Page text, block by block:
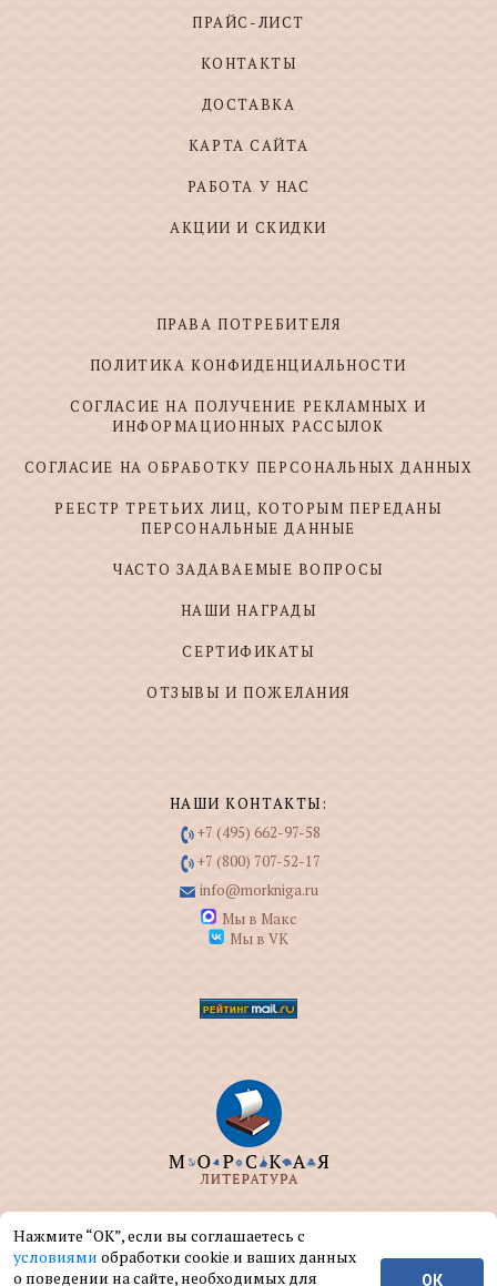
ПРАЙС-ЛИСТ
КОНТАКТЫ
ДОСТАВКА
КАРТА САЙТА
РАБОТА У НАС
АКЦИИ И СКИДКИ
ПРАВА ПОТРЕБИТЕЛЯ
ПОЛИТИКА КОНФИДЕНЦИАЛЬНОСТИ
СОГЛАСИЕ НА ПОЛУЧЕНИЕ РЕКЛАМНЫХ И
ИНФОРМАЦИОННЫХ РАССЫЛОК
СОГЛАСИЕ НА ОБРАБОТКУ ПЕРСОНАЛЬНЫХ ДАННЫХ
РЕЕСТР ТРЕТЬИХ ЛИЦ, КОТОРЫМ ПЕРЕДАНЫ
ПЕРСОНАЛЬНЫЕ ДАННЫЕ
ЧАСТО ЗАДАВАЕМЫЕ ВОПРОСЫ
НАШИ НАГРАДЫ
СЕРТИФИКАТЫ
ОТЗЫВЫ И ПОЖЕЛАНИЯ
НАШИ КОНТАКТЫ:
+7 (495) 662-97-58
+7 (800) 707-52-17
info@morkniga.ru
Мы в Макс
Мы в VK
ООО "МОРКНИГА" занимается изданием и
реализацией книг на морскую тематику.
Нажмите “ОК”, если вы соглашаетесь с
условиями обработки cookie и ваших данных
о поведении на сайте, необходимых для
ОК